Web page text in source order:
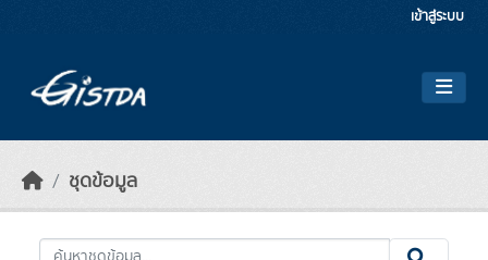
เข้าสู่ระบบ
ชุดข้อมูล